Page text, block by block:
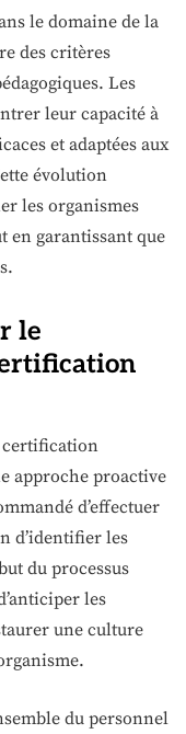
le domaine de la
des critères
Les
leur capacité à
et adaptées aux
évolution
les organismes
en garantissant que
le
certification
approche proactive
d’effectuer
d’identifier les
du processus
les
une culture
du personnel